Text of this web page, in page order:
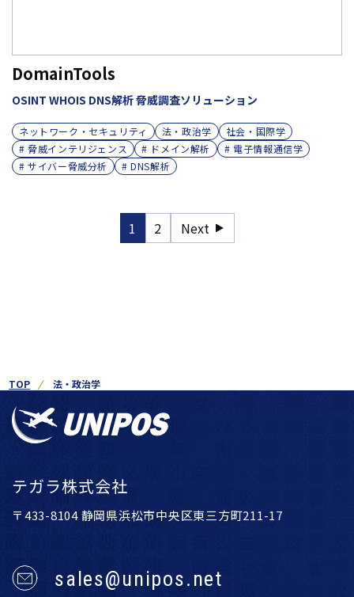
DomainTools
OSINT WHOIS DNS解析 脅威調査ソリューション
ネットワーク・セキュリティ 法・政治学
社会・国際学
# 脅威インテリジェンス
# ドメイン解析
# 電子情報通信学
# サイバー脅威分析
# DNS解析
1 2 Next
TOP 法・政治学
テガラ株式会社
〒433-8104 静岡県浜松市中央区東三方町211-17
sales@unipos.net